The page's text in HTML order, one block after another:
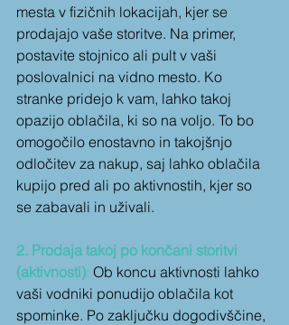
mesta v fizičnih lokacijah, kjer se
prodajajo vaše storitve. Na primer,
postavite stojnico ali pult v vaši
poslovalnici na vidno mesto. Ko
stranke pridejo k vam, lahko takoj
opazijo oblačila, ki so na voljo. To bo
omogočilo enostavno in takojšnjo
odločitev za nakup, saj lahko oblačila
kupijo pred ali po aktivnostih, kjer so
se zabavali in uživali.
2. Prodaja takoj po končani storitvi
(aktivnosti): Ob koncu aktivnosti lahko
vaši vodniki ponudijo oblačila kot
spominke. Po zaključku dogodivščine,